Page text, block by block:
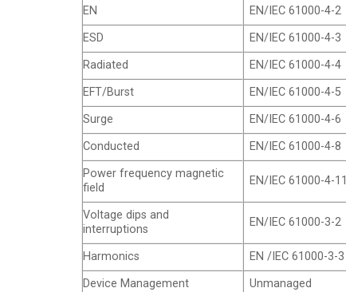
EN
EN/IEC 61000-4-2
ESD
EN/IEC 61000-4-3
Radiated
EN/IEC 61000-4-4
EFT/Burst
EN/IEC 61000-4-5
Surge
EN/IEC 61000-4-6
Conducted
EN/IEC 61000-4-8
Power frequency magnetic
field
EN/IEC 61000-4-11
Voltage dips and
interruptions
EN/IEC 61000-3-2
Harmonics
EN /IEC 61000-3-3
Device Management
Unmanaged